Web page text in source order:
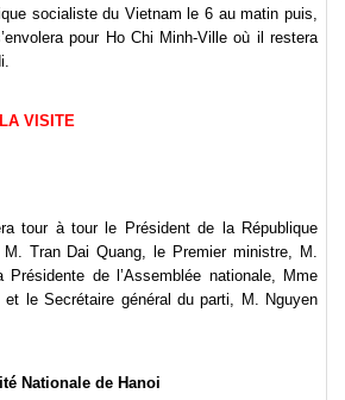
socialiste du Vietnam le 6 au matin puis,
pour Ho Chi Minh-Ville où il restera
VISITE
tour à tour le Président de la République
Tran Dai Quang, le Premier ministre, M.
Présidente de l’Assemblée nationale, Mme
et le Secrétaire général du parti, M. Nguyen
Nationale de Hanoi